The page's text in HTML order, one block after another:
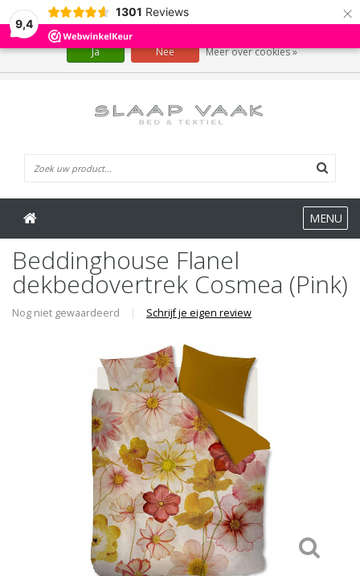
9,4
1301 Reviews ×
MENU
Beddinghouse Flanel
dekbedovertrek Cosmea (Pink)
Nog niet gewaardeerd | Schrijf je eigen review
Wij slaan cookies op om onze website te verbeteren. Is dat akkoord?
Ja Nee Meer over cookies »